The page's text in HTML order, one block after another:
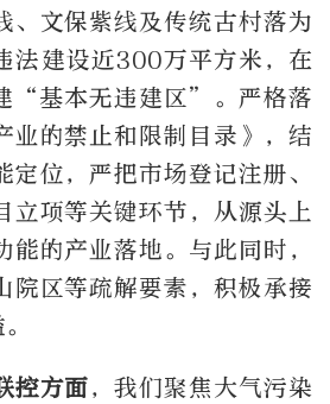
、文保紫线及传统古村落为
法建设近300万平方米，在
“基本无违建区”。严格落
业的禁止和限制目录》，结
位，严把市场登记注册、
立项等关键环节，从源头上
能的产业落地。与此同时，
院区等疏解要素，积极承接
控方面，我们聚焦大气污染